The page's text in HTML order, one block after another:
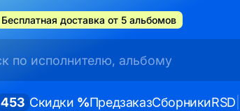
Бесплатная доставка от 5 альбомов
453 Скидки %ПредзаказСборникиRSD